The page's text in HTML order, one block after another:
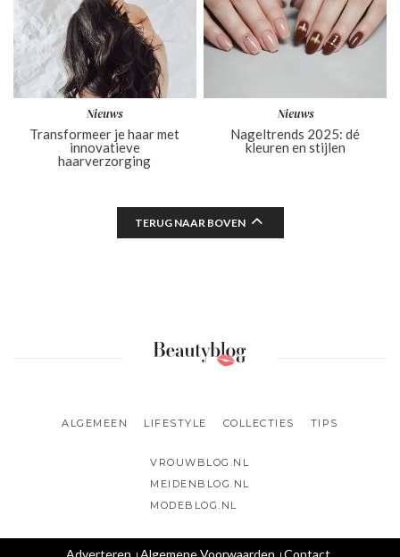
Nieuws
Transformeer je haar met
innovatieve
haarverzorging
Nieuws
Nageltrends 2025: dé
kleuren en stijlen
TERUG NAAR BOVEN
ALGEMEEN LIFESTYLE COLLECTIES TIPS
VROUWBLOG.NL
MEIDENBLOG.NL
MODEBLOG.NL